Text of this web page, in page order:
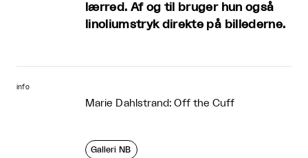
lærred. Af og til bruger hun også
linoliumstryk direkte på billederne.
info
Marie Dahlstrand: Off the Cuff
Galleri NB